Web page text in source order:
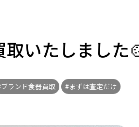
いたしました
ランド食器買取 #まずは査定だけ